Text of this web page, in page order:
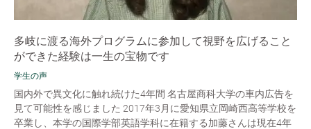
多岐に渡る海外プログラムに参加して視野を広げること
ができた経験は一生の宝物です
学生の声
国内外で異文化に触れ続けた4年間 名古屋商科大学の車内広告を
見て可能性を感じました 2017年3月に愛知県立岡崎西高等学校を
卒業し、本学の国際学部英語学科に在籍する加藤さんは現在4年